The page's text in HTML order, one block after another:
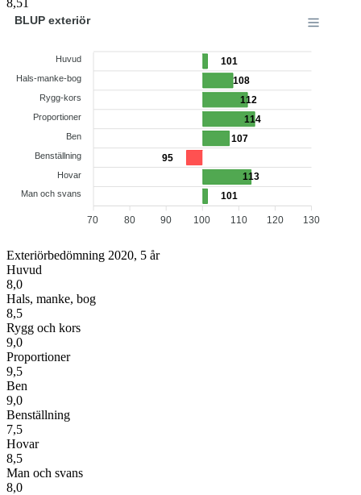
101
108
112
114
107
95
113
101
Huvud
Hals-manke-bog
Rygg-kors
Proportioner
Ben
Benställning
Hovar
Man och svans
130
120
110
100
90
80
70
BLUP exteriör
Exteriörbedömning 2020, 5 år
Huvud
8,0
Hals, manke, bog
8,5
Rygg och kors
9,0
Proportioner
9,5
Ben
9,0
Benställning
7,5
Hovar
8,5
Man och svans
8,0